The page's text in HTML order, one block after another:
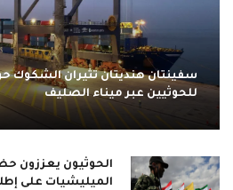
سفينتان هنديتان تثيران الشكوك
للحوثيين عبر ميناء الصليف
الحوثيون يعززون
الميليشيات على